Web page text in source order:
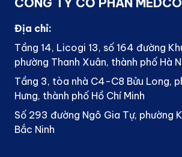
Địa chỉ:
Tầng 14, Licogi 13, số 164 đường
phường Thanh Xuân, thành phố Hà
Tầng 3, tòa nhà C4-C8 Bửu Long,
Hưng, thành phố Hồ Chí Minh
Số 293 đường Ngô Gia Tự, phường
Bắc Ninh